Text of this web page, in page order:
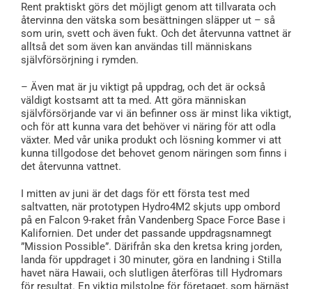
Rent praktiskt görs det möjligt genom att tillvarata och
återvinna den vätska som besättningen släpper ut – så
som urin, svett och även fukt. Och det återvunna vattnet är
alltså det som även kan användas till människans
självförsörjning i rymden.
– Även mat är ju viktigt på uppdrag, och det är också
väldigt kostsamt att ta med. Att göra människan
självförsörjande var vi än befinner oss är minst lika viktigt,
och för att kunna vara det behöver vi näring för att odla
växter. Med vår unika produkt och lösning kommer vi att
kunna tillgodose det behovet genom näringen som finns i
det återvunna vattnet.
I mitten av juni är det dags för ett första test med
saltvatten, när prototypen Hydro4M2 skjuts upp ombord
på en Falcon 9-raket från Vandenberg Space Force Base i
Kalifornien. Det under det passande uppdragsnamnegt
”Mission Possible”. Därifrån ska den kretsa kring jorden,
landa för uppdraget i 30 minuter, göra en landning i Stilla
havet nära Hawaii, och slutligen återföras till Hydromars
för resultat. En viktig milstolpe för företaget, som härnäst